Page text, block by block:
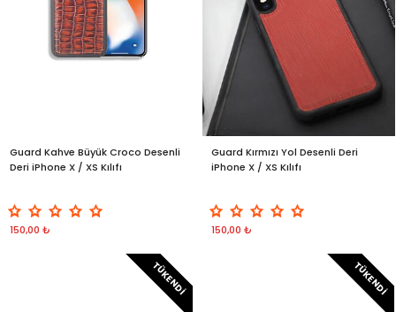
Guard Kahve Büyük Croco Desenli
Deri iPhone X / XS Kılıfı
150,00 ₺
Guard Kırmızı Yol Desenli Deri
iPhone X / XS Kılıfı
150,00 ₺
TÜKENDI TÜKENDI